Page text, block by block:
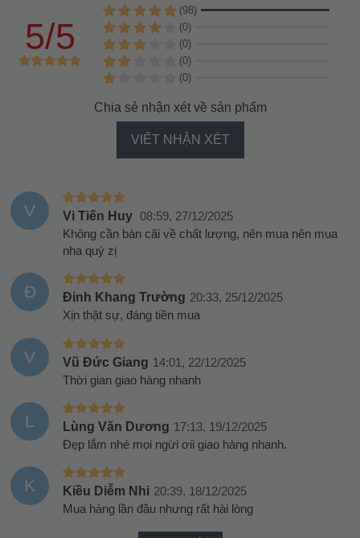
5/5
(98)
(0)
(0)
(0)
(0)
Chia sẻ nhận xét về sản phẩm
VIẾT NHẬN XÉT
V Vi Tiến Huy 08:59, 27/12/2025
Không cần bàn cãi về chất lượng, nên mua nên mua
nha quý zị
Đ Đinh Khang Trường 20:33, 25/12/2025
Xịn thật sự, đáng tiền mua
V Vũ Đức Giang 14:01, 22/12/2025
Thời gian giao hàng nhanh
L Lùng Văn Dương 17:13, 19/12/2025
Đẹp lắm nhé mọi ngừi ơii giao hàng nhanh.
K Kiều Diễm Nhi 20:39, 18/12/2025
Mua hàng lần đầu nhưng rất hài lòng